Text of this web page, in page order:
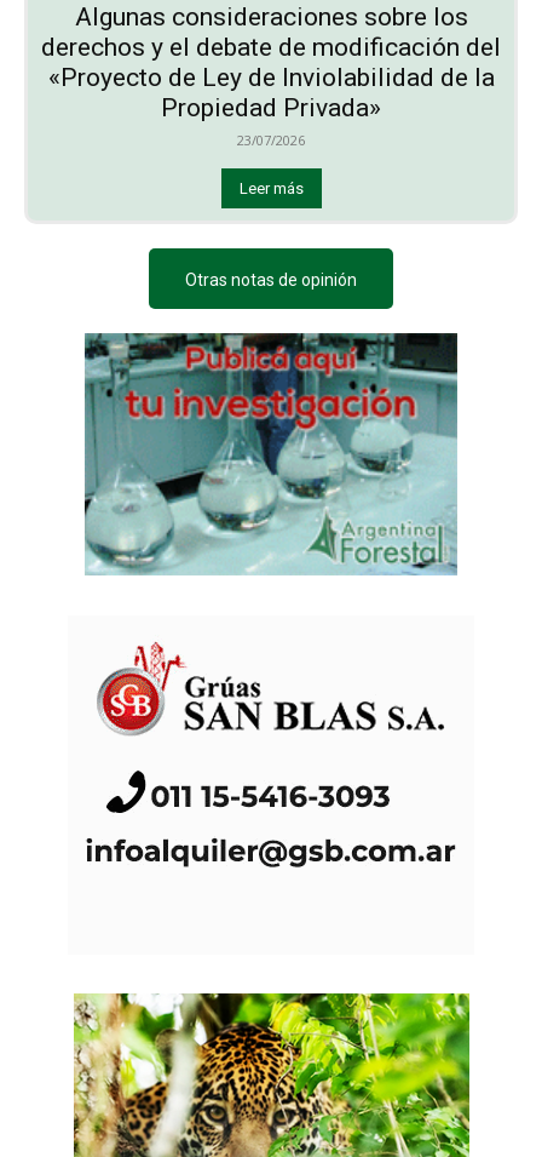
Algunas consideraciones sobre los
derechos y el debate de modificación del
«Proyecto de Ley de Inviolabilidad de la
Propiedad Privada»
23/07/2026
Leer más
Otras notas de opinión